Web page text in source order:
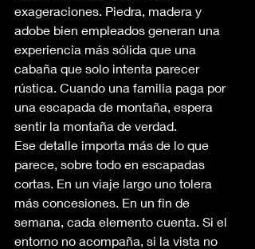
exageraciones. Piedra, madera y
adobe bien empleados generan una
experiencia más sólida que una
cabaña que solo intenta parecer
rústica. Cuando una familia paga por
una escapada de montaña, espera
sentir la montaña de verdad.
Ese detalle importa más de lo que
parece, sobre todo en escapadas
cortas. En un viaje largo uno tolera
más concesiones. En un fin de
semana, cada elemento cuenta. Si el
entorno no acompaña, si la vista no